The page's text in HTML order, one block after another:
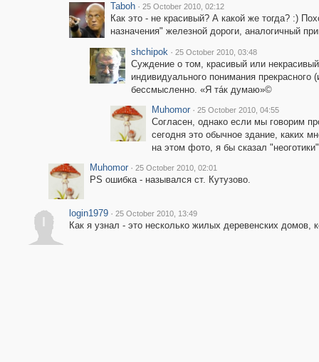
Taboh · 25 October 2010, 02:12
Как это - не красивый? А какой же тогда? :)
назначения" железной дороги, аналогичный
shchipok · 25 October 2010, 03:48
Суждение о том, красивый или
индивидуального понимания прекрасного
бессмысленно. «Я тáк думаю»©
Muhomor · 25 October 2010, 04:55
Согласен, однако если мы говорим
сегодня это обычное здание, каких
на этом фото, я бы сказал
Muhomor · 25 October 2010, 02:01
PS ошибка - назывался ст. Кутузово.
login1979 · 25 October 2010, 13:49
Как я узнал - это несколько жилых деревенских домов,